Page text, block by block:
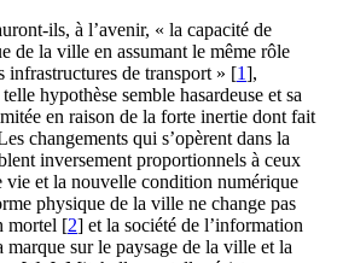
ils, à l’avenir, « la capacité de
de la ville en assumant le même rôle
infrastructures de transport » [1],
hypothèse semble hasardeuse et sa
en raison de la forte inertie dont fait
changements qui s’opèrent dans la
inversement proportionnels à ceux
vie et la nouvelle condition numérique
physique de la ville ne change pas
mortel [2] et la société de l’information
marque sur le paysage de la ville et la